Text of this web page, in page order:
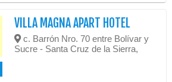
VILLA MAGNA APART HOTEL
c. Barrón Nro. 70 entre Bolívar y
Sucre - Santa Cruz de la Sierra,